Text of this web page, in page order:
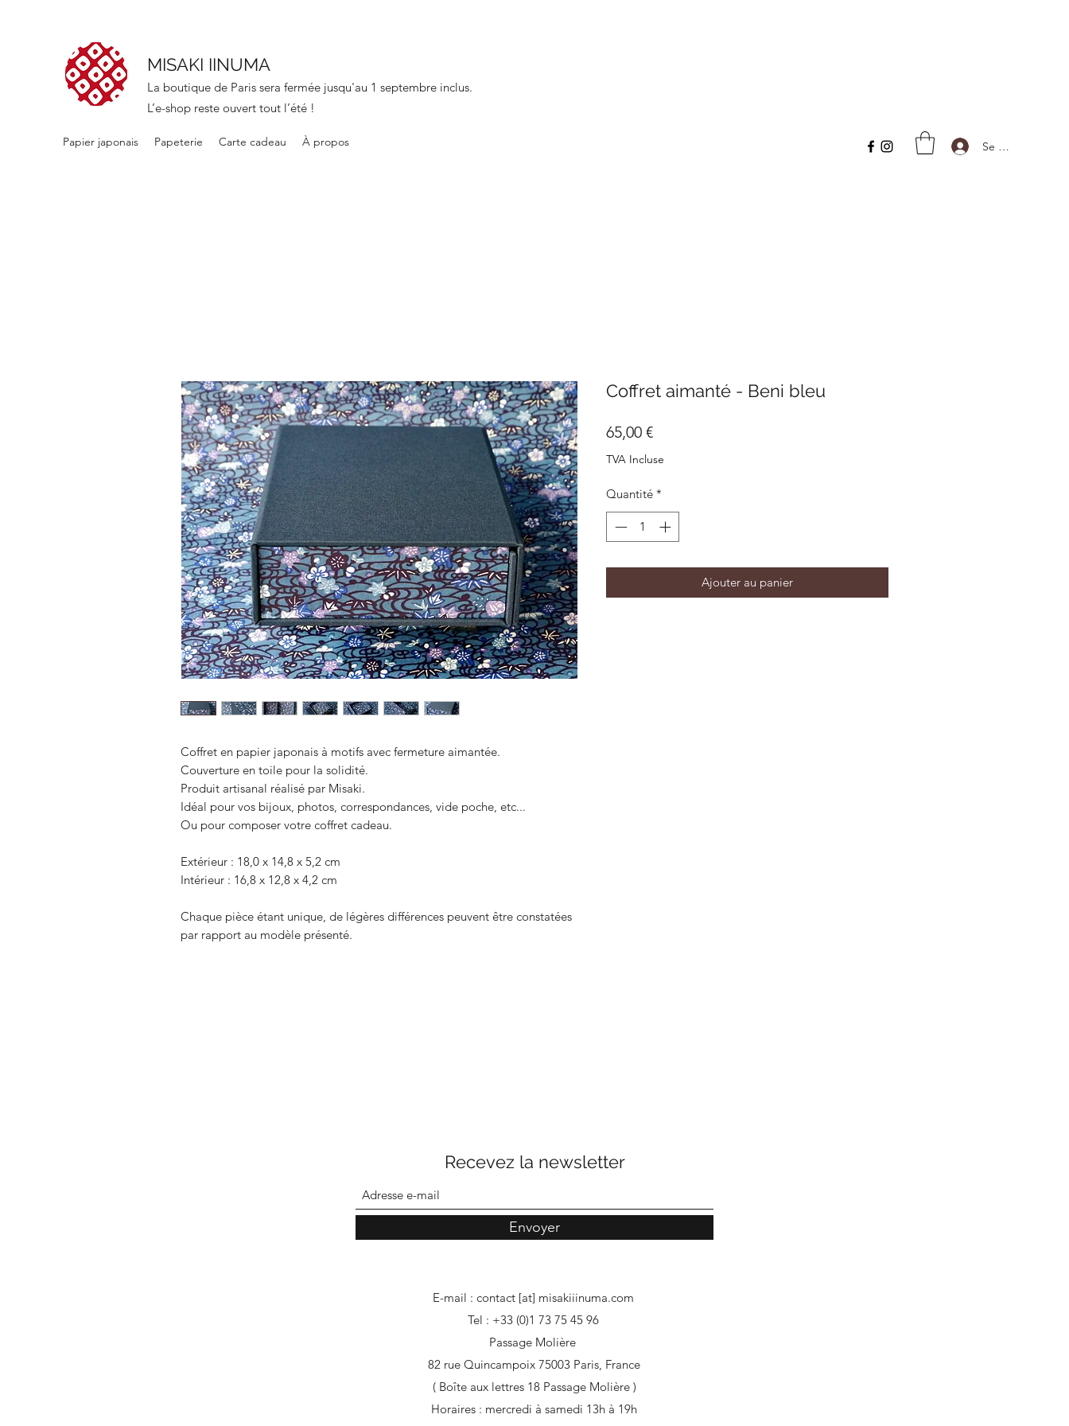
MISAKI IINUMA
La boutique de Paris sera fermée jusqu'au 1 septembre inclus.
L’e-shop reste ouvert tout l’été !
Papier japonais Papeterie Carte cadeau À propos Se connecter
Coffret en papier japonais à motifs avec fermeture aimantée.
Couverture en toile pour la solidité.
Produit artisanal réalisé par Misaki.
Idéal pour vos bijoux, photos, correspondances, vide poche, etc...
Ou pour composer votre coffret cadeau.
Extérieur : 18,0 x 14,8 x 5,2 cm
Intérieur : 16,8 x 12,8 x 4,2 cm
Chaque pièce étant unique, de légères différences peuvent être constatées
par rapport au modèle présenté.
Coffret aimanté - Beni bleu
65,00 €Prix
TVA Incluse
Quantité *
Ajouter au panier
Recevez la newsletter
Envoyer
E-mail : contact [at] misakiiinuma.com
Tel : +33 (0)1 73 75 45 96
Passage Molière
82 rue Quincampoix 75003 Paris, France
( Boîte aux lettres 18 Passage Molière )
Horaires : mercredi à samedi 13h à 19h